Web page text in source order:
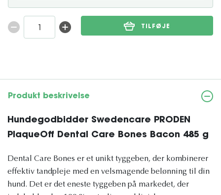
TILFØJE
Produkt beskrivelse
Hundegodbidder Swedencare PRODEN
PlaqueOff Dental Care Bones Bacon 485 g
Dental Care Bones er et unikt tyggeben, der kombinerer
effektiv tandpleje med en velsmagende belønning til din
hund. Det er det eneste tyggeben på markedet, der